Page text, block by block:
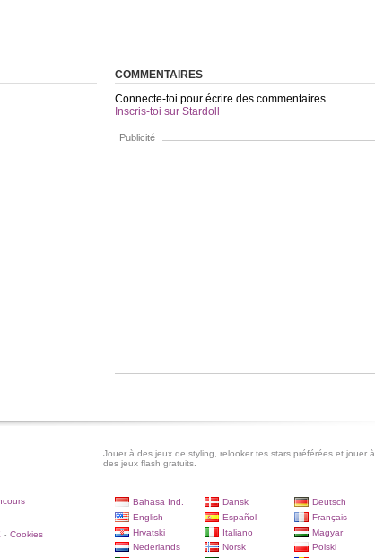
COMMENTAIRES
Connecte-toi pour écrire des commentaires.
Inscris-toi sur Stardoll
Publicité
Jouer à des jeux de styling, relooker tes stars préférées et jouer à
des jeux flash gratuits.
• Cookies
Bahasa Ind. Dansk
Deutsch
English
Español
Français
Hrvatski
Italiano
Magyar
Nederlands
Norsk
Polski